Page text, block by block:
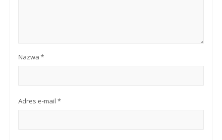
Nazwa *
Adres e-mail *